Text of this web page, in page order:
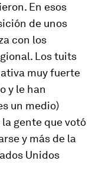
En esos
de unos
con los
Los tuits
muy fuerte
y le han
un medio)
gente que votó
y más de la
Unidos